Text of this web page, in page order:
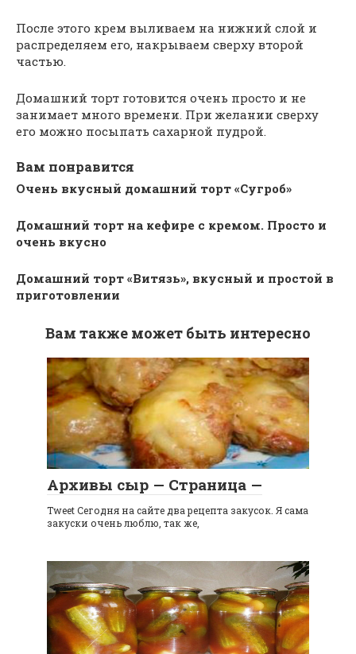
После этого крем выливаем на нижний слой и
распределяем его, накрываем сверху второй
частью.
Домашний торт готовится очень просто и не
занимает много времени. При желании сверху
его можно посыпать сахарной пудрой.
Вам понравится
Очень вкусный домашний торт «Сугроб»
Домашний торт на кефире с кремом. Просто и
очень вкусно
Домашний торт «Витязь», вкусный и простой в
приготовлении
Вам также может быть интересно
Архивы сыр — Страница —
Tweet Сегодня на сайте два рецепта закусок. Я сама
закуски очень люблю, так же,